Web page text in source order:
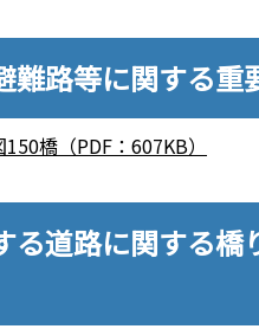
難路等に関する重
橋（PDF：607KB）
る道路に関する